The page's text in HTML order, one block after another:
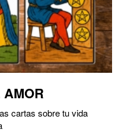
cartas sobre tu vida